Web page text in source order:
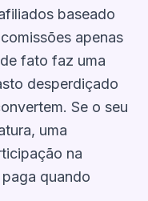
baseado
apenas
fato faz uma
desperdiçado
Se o seu
uma
na
quando